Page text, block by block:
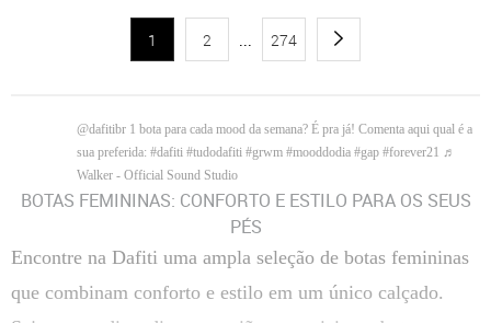
1 2 ... 274
@dafitibr 1 bota para cada mood da semana? É pra já! Comenta aqui qual é a
sua preferida: #dafiti #tudodafiti #grwm #mooddodia #gap #forever21 ♬
Walker - Official Sound Studio
BOTAS FEMININAS: CONFORTO E ESTILO PARA OS SEUS
PÉS
Encontre na Dafiti uma ampla seleção de botas femininas
que combinam conforto e estilo em um único calçado.